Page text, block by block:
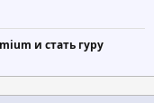
и стать гуру